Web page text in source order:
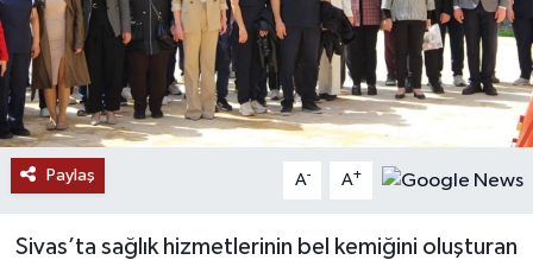
Paylaş A- A+
Sivas’ta sağlık hizmetlerinin bel kemiğini oluşturan
SPONSORLU YAZI
SPOR
TEKNOLOJİ